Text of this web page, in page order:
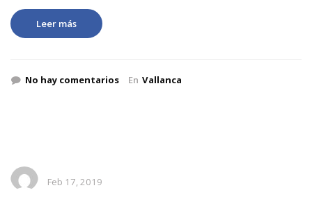
Leer más
No hay comentarios En Vallanca
Feb 17, 2019